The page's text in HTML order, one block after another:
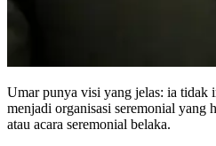
Umar punya visi yang jelas: ia
menjadi organisasi seremonial yang
atau acara seremonial belaka.